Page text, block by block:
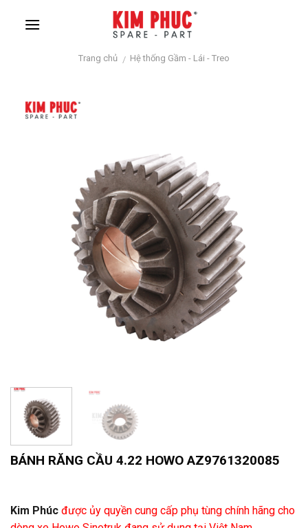
Trang chủ / Hệ thống Gầm - Lái - Treo
BÁNH RĂNG CẦU 4.22 HOWO AZ9761320085
Kim Phúc được ủy quyền cung cấp phụ tùng chính hãng cho